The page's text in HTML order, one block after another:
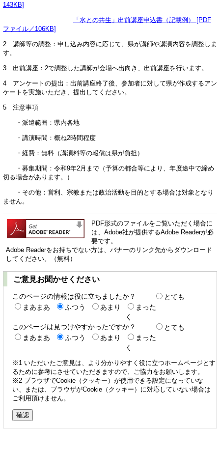
143KB]
「水との共生」出前講座申込書（記載例） [PDF
ファイル／106KB]
2 講師等の調整：申し込み内容に応じて、県が講師や講演内容を調整しま
す。
3 出前講座：2で調整した講師が会場へ出向き、出前講座を行います。
4 アンケートの提出：出前講座終了後、参加者に対して県が作成するアン
ケートを実施いただき、提出してください。
5 注意事項
・派遣範囲：県内各地
・講演時間：概ね2時間程度
・経費：無料（講演料等の報償は県が負担）
・募集期間：令和9年2月まで（予算の都合等により、年度途中で締め
切る場合があります。）
・その他：営利、宗教または政治活動を目的とする場合は対象となり
ません。
PDF形式のファイルをご覧いただく場合に
は、Adobe社が提供するAdobe Readerが必
要です。
Adobe Readerをお持ちでない方は、バナーのリンク先からダウンロード
してください。（無料）
ご意見お聞かせください
このページの情報は役に立ちましたか？
とても
まあまあ
ふつう あまり
まった
く
このページは見つけやすかったですか？
とても
まあまあ
ふつう あまり
まった
く
※1 いただいたご意見は、より分かりやすく役に立つホームページとす
るために参考にさせていただきますので、ご協力をお願いします。
※2 ブラウザでCookie（クッキー）が使用できる設定になっていな
い、または、ブラウザがCookie（クッキー）に対応していない場合は
ご利用頂けません。